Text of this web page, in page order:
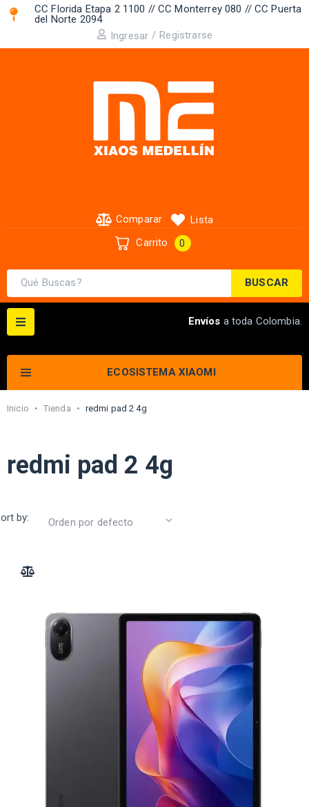
CC Florida Etapa 2 1100 // CC Monterrey 080 // CC Puerta
del Norte 2094 ​
Ingresar / Registrarse
BUSCAR
Comparar
Lista
Carrito
0
ECOSISTEMA XIAOMI
Envíos a toda Colombia.
Inicio • Tienda • redmi pad 2 4g
redmi pad 2 4g
by: